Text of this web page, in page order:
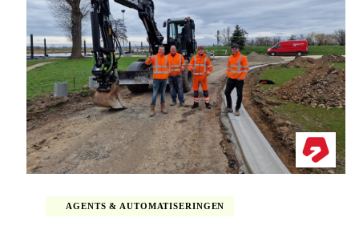
AGENTS & AUTOMATISERINGEN